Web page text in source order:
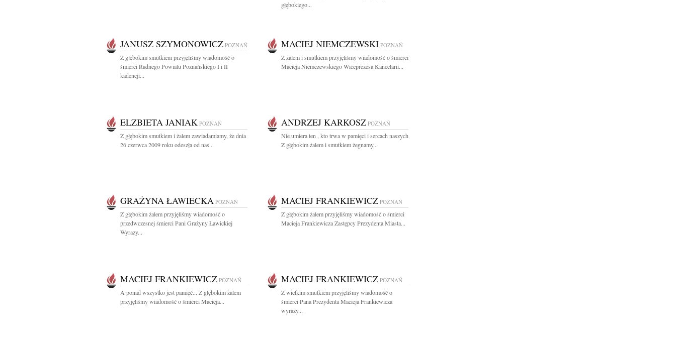
głębokiego...
JANUSZ SZYMONOWICZ POZNAŃ
Z głębokim smutkiem przyjęliśmy wiadomość o
śmierci Radnego Powiatu Poznańskiego I i II
kadencji...
MACIEJ NIEMCZEWSKI POZNAŃ
Z żalem i smutkiem przyjęliśmy wiadomość o śmierci
Macieja Niemczewskiego Wiceprezesa Kancelarii...
ELZBIETA JANIAK POZNAŃ
Z głębokim smutkiem i żalem zawiadamiamy, że dnia
26 czerwca 2009 roku odeszła od nas...
ANDRZEJ KARKOSZ POZNAŃ
Nie umiera ten , kto trwa w pamięci i sercach naszych
Z głębokim żalem i smutkiem żegnamy...
GRAŻYNA ŁAWIECKA POZNAŃ
Z głębokim żalem przyjęliśmy wiadomość o
przedwczesnej śmierci Pani Grażyny Ławickiej
Wyrazy...
MACIEJ FRANKIEWICZ POZNAŃ
Z głębokim żalem przyjęliśmy wiadomość o śmierci
Macieja Frankiewicza Zastępcy Prezydenta Miasta...
MACIEJ FRANKIEWICZ POZNAŃ
A ponad wszystko jest pamięć... Z głębokim żalem
przyjęliśmy wiadomość o śmierci Macieja...
MACIEJ FRANKIEWICZ POZNAŃ
Z wielkim smutkiem przyjęliśmy wiadomość o
śmierci Pana Prezydenta Macieja Frankiewicza
wyrazy...